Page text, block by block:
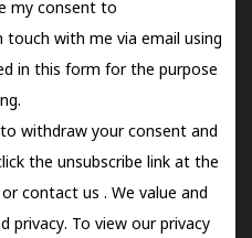
my consent to
with me via email using
in this form for the purpose
withdraw your consent and
the unsubscribe link at the
orcontact us . We value and
privacy. To view our privacy